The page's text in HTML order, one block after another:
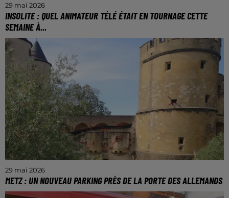
29 mai 2026
INSOLITE : QUEL ANIMATEUR TÉLÉ ÉTAIT EN TOURNAGE CETTE
SEMAINE À...
Vous avez également pu le voir au château de
Lunéville ainsi qu’à celui d’Haroué.
29 mai 2026
METZ : UN NOUVEAU PARKING PRÈS DE LA PORTE DES ALLEMANDS
Ce parking a une capacité de 66 places.